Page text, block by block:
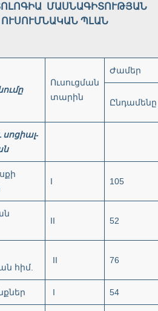
ՄԱՍՆԱԳԻՏՈՒԹՅԱՆ
ՊԼԱՆ
Ուսուցման
տարին
Ժամեր
Ընդամենը
սոցիալ-
I 105
II 52
հիմ.
II 76
I 54